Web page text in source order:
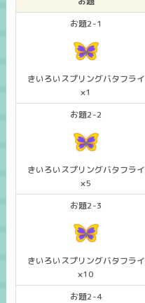
お題2-1
きいろいスプリングバタフライ
×1
お題2-2
きいろいスプリングバタフライ
×5
お題2-3
きいろいスプリングバタフライ
×10
お題2-4